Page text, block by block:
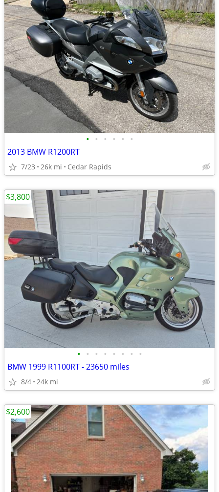
• • • • • •
2013 BMW R1200RT
7/23 26k mi Cedar Rapids
• • • • • • • •
BMW 1999 R1100RT - 23650 miles
8/4 24k mi
$3,800
$2,600